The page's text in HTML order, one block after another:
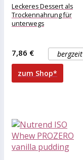
Leckeres Dessert als
Trockennahrung für
unterwegs
bergzeit
7,86 €
zum Shop*